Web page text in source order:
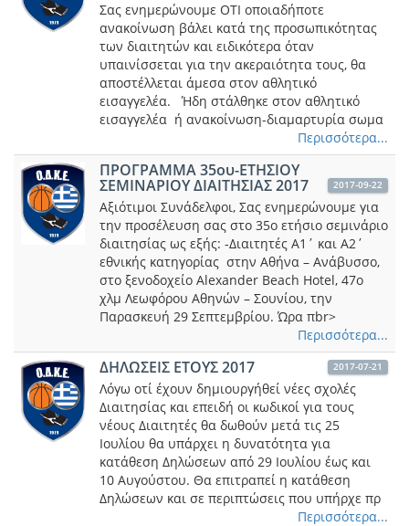
Σας ενημερώνουμε ΟΤΙ οποιαδήποτε
ανακοίνωση βάλει κατά της προσωπικότητας
των διαιτητών και ειδικότερα όταν
υπαινίσσεται για την ακεραιότητα τους, θα
αποστέλλεται άμεσα στον αθλητικό
εισαγγελέα. Ήδη στάλθηκε στον αθλητικό
εισαγγελέα ή ανακοίνωση-διαμαρτυρία σωμα
Περισσότερα...
ΠΡΟΓΡΑΜΜΑ 35ου-ΕΤΗΣΙΟΥ
ΣΕΜΙΝΑΡΙΟΥ ΔΙΑΙΤΗΣΙΑΣ 2017 2017-09-22
Αξιότιμοι Συνάδελφοι, Σας ενημερώνουμε για
την προσέλευση σας στο 35ο ετήσιο σεμινάριο
διαιτησίας ως εξής: -Διαιτητές Α1΄ και Α2΄
εθνικής κατηγορίας στην Αθήνα – Ανάβυσσο,
στο ξενοδοχείο Αlexander Beach Hotel, 47ο
χλμ Λεωφόρου Αθηνών – Σουνίου, την
Παρασκευή 29 Σεπτεμβρίου. Ώρα πbr>
Περισσότερα...
ΔΗΛΩΣΕΙΣ ΕΤΟΥΣ 2017 2017-07-21
Λόγω οτί έχουν δημιουργήθεί νέες σχολές
Διαιτησίας και επειδή οι κωδικοί για τους
νέους Διαιτητές θα δωθούν μετά τις 25
Ιουλίου θα υπάρχει η δυνατότητα για
κατάθεση Δηλώσεων από 29 Ιουλίου έως και
10 Αυγούστου. Θα επιτραπεί η κατάθεση
Δηλώσεων και σε περιπτώσεις που υπήρχε πρ
Περισσότερα...